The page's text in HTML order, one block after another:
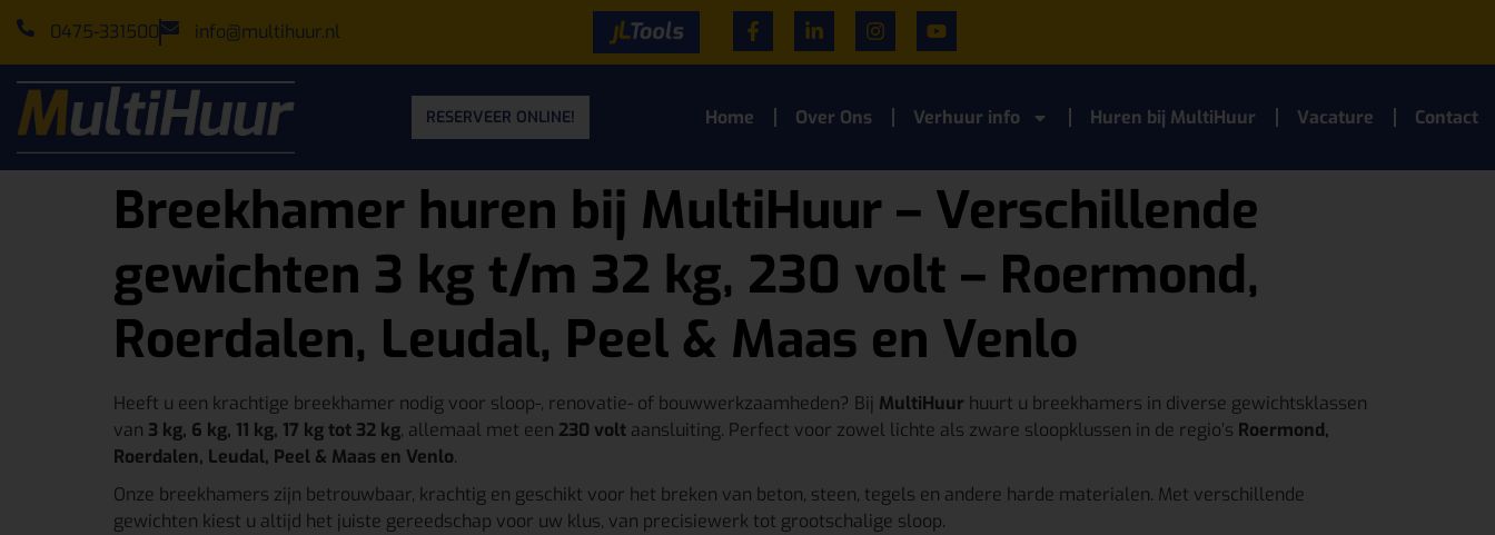
0475-331500 info@multihuur.nl
RESERVEER ONLINE! Home Over Ons Verhuur info Huren bij MultiHuur Vacature Contact
Breekhamer huren bij MultiHuur – Verschillende
gewichten 3 kg t/m 32 kg, 230 volt – Roermond,
Roerdalen, Leudal, Peel & Maas en Venlo
Heeft u een krachtige breekhamer nodig voor sloop-, renovatie- of bouwwerkzaamheden? Bij MultiHuur huurt u breekhamers in diverse gewichtsklassen
van 3 kg, 6 kg, 11 kg, 17 kg tot 32 kg, allemaal met een 230 volt aansluiting. Perfect voor zowel lichte als zware sloopklussen in de regio’s Roermond,
Roerdalen, Leudal, Peel & Maas en Venlo.
Onze breekhamers zijn betrouwbaar, krachtig en geschikt voor het breken van beton, steen, tegels en andere harde materialen. Met verschillende
gewichten kiest u altijd het juiste gereedschap voor uw klus, van precisiewerk tot grootschalige sloop.